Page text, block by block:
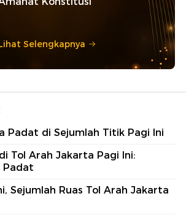
Selengkapnya
Padat di Sejumlah Titik Pagi Ini
Tol Arah Jakarta Pagi Ini:
Padat
Sejumlah Ruas Tol Arah Jakarta